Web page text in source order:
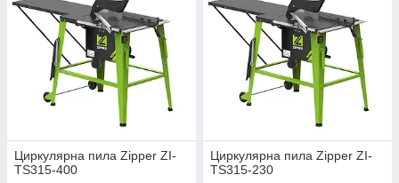
Циркулярна пила Zipper ZI-
TS315-400
Циркулярна пила Zipper ZI-
TS315-230